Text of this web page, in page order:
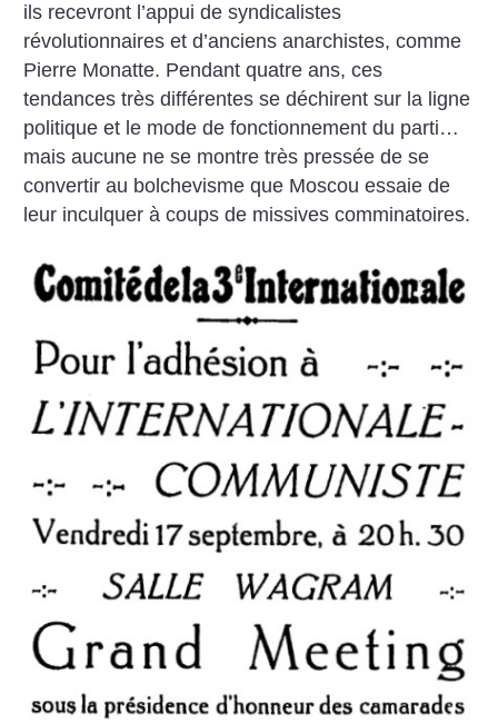
ils recevront l’appui de syndicalistes
révolutionnaires et d’anciens anarchistes, comme
Pierre Monatte. Pendant quatre ans, ces
tendances très différentes se déchirent sur la ligne
politique et le mode de fonctionnement du parti…
mais aucune ne se montre très pressée de se
convertir au bolchevisme que Moscou essaie de
leur inculquer à coups de missives comminatoires.